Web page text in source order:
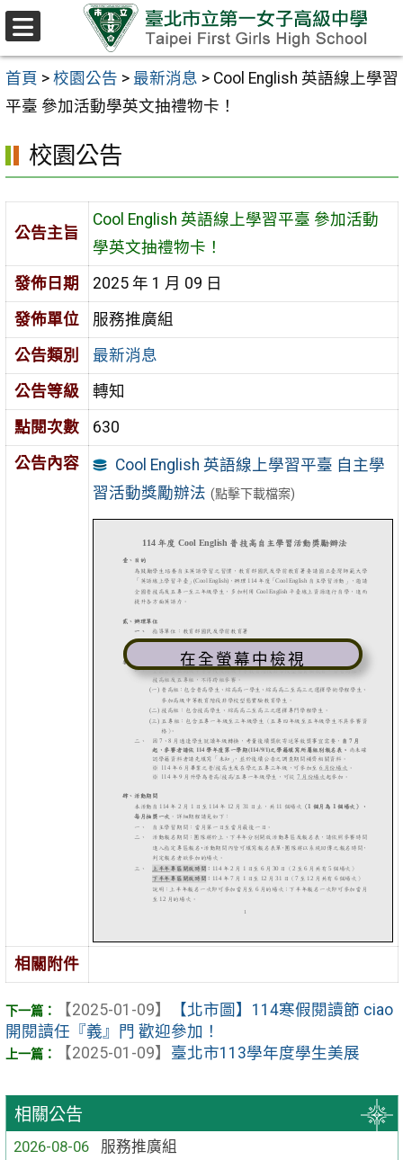
跳至主要內容區
首頁 > 校園公告 > 最新消息 > Cool English 英語線上學習
平臺 參加活動學英文抽禮物卡！
相關公告
2026-08-06
服務推廣組
校園公告
公告主旨
Cool English 英語線上學習平臺 參加活動
學英文抽禮物卡！
發佈日期
2025 年 1 月 09 日
發佈單位
服務推廣組
公告類別
最新消息
公告等級
轉知
點閱次數
630
公告內容
Cool English 英語線上學習平臺 自主學
習活動獎勵辦法 (點擊下載檔案)
在全螢幕中檢視
相關附件
【2025-01-09】
【北市圖】114寒假閱讀節 ciao
開閱讀任『義』門 歡迎參加！
【2025-01-09】 臺北市113學年度學生美展
選
單